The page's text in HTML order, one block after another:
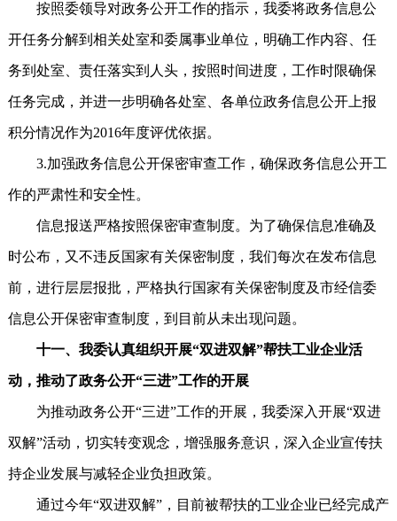
按照委领导对政务公开工作的指示，我委将政务信息公
开任务分解到相关处室和委属事业单位，明确工作内容、任
务到处室、责任落实到人头，按照时间进度，工作时限确保
任务完成，并进一步明确各处室、各单位政务信息公开上报
积分情况作为2016年度评优依据。
3.加强政务信息公开保密审查工作，确保政务信息公开工
作的严肃性和安全性。
信息报送严格按照保密审查制度。为了确保信息准确及
时公布，又不违反国家有关保密制度，我们每次在发布信息
前，进行层层报批，严格执行国家有关保密制度及市经信委
信息公开保密审查制度，到目前从未出现问题。
十一、我委认真组织开展“双进双解”帮扶工业企业活
动，推动了政务公开“三进”工作的开展
为推动政务公开“三进”工作的开展，我委深入开展“双进
双解”活动，切实转变观念，增强服务意识，深入企业宣传扶
持企业发展与减轻企业负担政策。
通过今年“双进双解”，目前被帮扶的工业企业已经完成产